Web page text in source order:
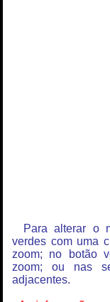
Para alterar o
verdes com uma
zoom; no botão
zoom; ou nas
adjacentes.